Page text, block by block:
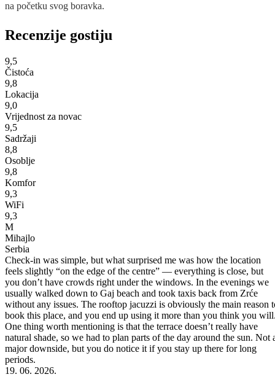
na početku svog boravka.
Recenzije gostiju
9,5
Čistoća
9,8
Lokacija
9,0
Vrijednost za novac
9,5
Sadržaji
8,8
Osoblje
9,8
Komfor
9,3
WiFi
9,3
M
Mihajlo
Serbia
Check-in was simple, but what surprised me was how the location
feels slightly “on the edge of the centre” — everything is close, but
you don’t have crowds right under the windows. In the evenings we
usually walked down to Gaj beach and took taxis back from Zrće
without any issues. The rooftop jacuzzi is obviously the main reason
book this place, and you end up using it more than you think you
One thing worth mentioning is that the terrace doesn’t really have
natural shade, so we had to plan parts of the day around the sun. Not
major downside, but you do notice it if you stay up there for long
periods.
19. 06. 2026.